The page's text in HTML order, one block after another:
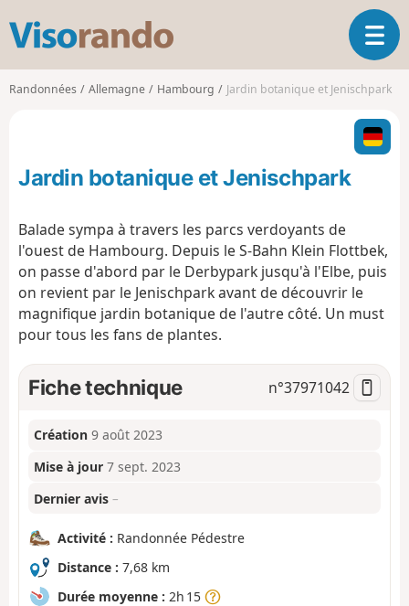
s
o
o
O
u
i
r
l
i
g
t
n
Randonnées Allemagne Hambourg Jardin botanique et Jenischpark
Jardin botanique et Jenischpark
Balade sympa à travers les parcs verdoyants de
l'ouest de Hambourg. Depuis le S-Bahn Klein Flottbek,
on passe d'abord par le Derbypark jusqu'à l'Elbe, puis
on revient par le Jenischpark avant de découvrir le
magnifique jardin botanique de l'autre côté. Un must
pour tous les fans de plantes.
Fiche technique n°37971042
Création 9 août 2023
Mise à jour 7 sept. 2023
Dernier avis –
Activité : Randonnée Pédestre
Distance : 7,68 km
Durée moyenne : 2h 15